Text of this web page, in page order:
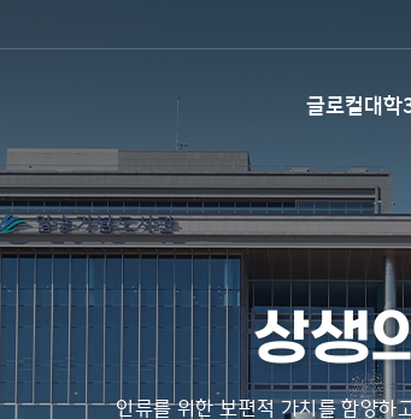
글로컬대학
상생
인류를 위한 보편적 가치를 함양하